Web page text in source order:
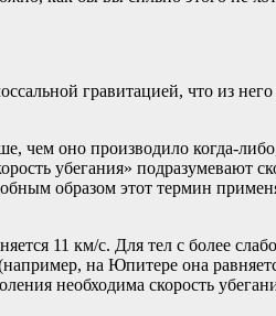
гравитацией, что из
чем оно производило когда-
убегания» подразумевают
образом этот термин
11 км/с. Для тел с более
на Юпитере она
необходима скорость